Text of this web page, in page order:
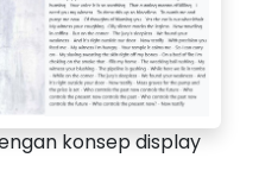
konsep display